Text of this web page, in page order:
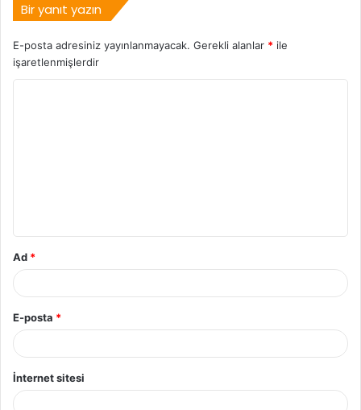
Bir yanıt yazın
E-posta adresiniz yayınlanmayacak. Gerekli alanlar * ile
işaretlenmişlerdir
Ad *
E-posta *
İnternet sitesi